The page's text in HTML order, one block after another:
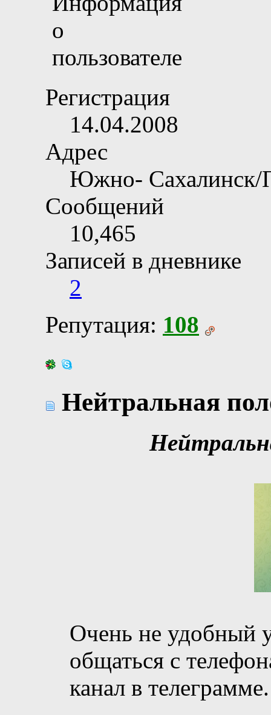
Регистрация
14.04.2008
Адрес
Южно- Сахалинск/
Сообщений
10,465
Записей в дневнике
2
Репутация: 108
Нейтральная
Очень не удобный
общаться с
канал в